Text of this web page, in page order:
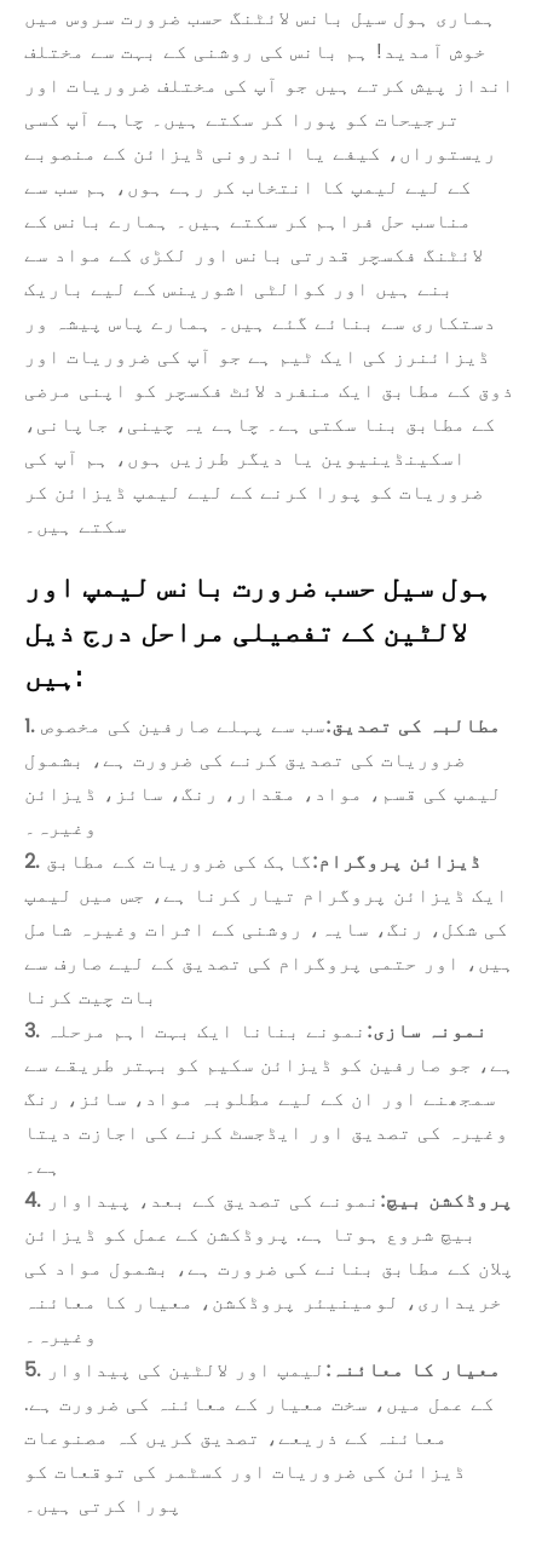
ہماری ہول سیل بانس لائٹنگ حسب ضرورت سروس میں
خوش آمدید! ہم بانس کی روشنی کے بہت سے مختلف
انداز پیش کرتے ہیں جو آپ کی مختلف ضروریات اور
ترجیحات کو پورا کر سکتے ہیں۔ چاہے آپ کسی
ریستوراں، کیفے یا اندرونی ڈیزائن کے منصوبے
کے لیے لیمپ کا انتخاب کر رہے ہوں، ہم سب سے
مناسب حل فراہم کر سکتے ہیں۔ ہمارے بانس کے
لائٹنگ فکسچر قدرتی بانس اور لکڑی کے مواد سے
بنے ہیں اور کوالٹی اشورینس کے لیے باریک
دستکاری سے بنائے گئے ہیں۔ ہمارے پاس پیشہ ور
ڈیزائنرز کی ایک ٹیم ہے جو آپ کی ضروریات اور
ذوق کے مطابق ایک منفرد لائٹ فکسچر کو اپنی مرضی
کے مطابق بنا سکتی ہے۔ چاہے یہ چینی، جاپانی،
اسکینڈینیوین یا دیگر طرزیں ہوں، ہم آپ کی
ضروریات کو پورا کرنے کے لیے لیمپ ڈیزائن کر
سکتے ہیں۔
ہول سیل حسب ضرورت بانس لیمپ اور
لالٹین کے تفصیلی مراحل درج ذیل
ہیں:
1. مطالبہ کی تصدیق:سب سے پہلے صارفین کی مخصوص
ضروریات کی تصدیق کرنے کی ضرورت ہے، بشمول
لیمپ کی قسم، مواد، مقدار، رنگ، سائز، ڈیزائن
وغیرہ۔
2. ڈیزائن پروگرام:گاہک کی ضروریات کے مطابق
ایک ڈیزائن پروگرام تیار کرنا ہے، جس میں لیمپ
کی شکل، رنگ، سایہ، روشنی کے اثرات وغیرہ شامل
ہیں، اور حتمی پروگرام کی تصدیق کے لیے صارف سے
بات چیت کرنا
3. نمونہ سازی:نمونے بنانا ایک بہت اہم مرحلہ
ہے، جو صارفین کو ڈیزائن سکیم کو بہتر طریقے سے
سمجھنے اور ان کے لیے مطلوبہ مواد، سائز، رنگ
وغیرہ کی تصدیق اور ایڈجسٹ کرنے کی اجازت دیتا
ہے۔
4. پروڈکشن بیچ:نمونے کی تصدیق کے بعد، پیداوار
بیچ شروع ہوتا ہے. پروڈکشن کے عمل کو ڈیزائن
پلان کے مطابق بنانے کی ضرورت ہے، بشمول مواد کی
خریداری، لومینیئر پروڈکشن، معیار کا معائنہ
وغیرہ۔
5. معیار کا معائنہ:لیمپ اور لالٹین کی پیداوار
کے عمل میں، سخت معیار کے معائنہ کی ضرورت ہے.
معائنہ کے ذریعے، تصدیق کریں کہ مصنوعات
ڈیزائن کی ضروریات اور کسٹمر کی توقعات کو
پورا کرتی ہیں۔